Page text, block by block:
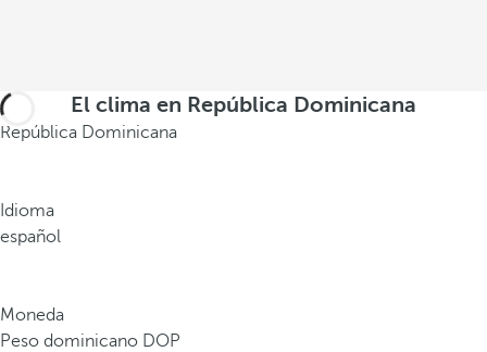
El clima en República Dominicana
República Dominicana
Idioma
español
Moneda
Peso dominicano DOP
c
o
e